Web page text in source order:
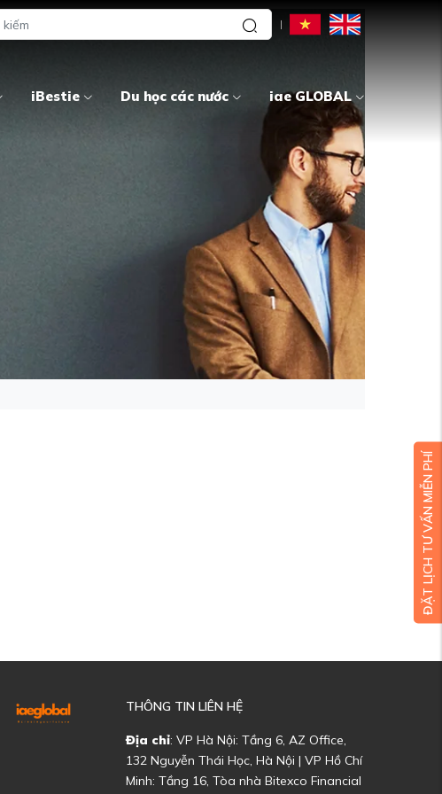
iBestie Du học các nước iae GLOBAL
THÔNG TIN LIÊN HỆ
Địa chỉ: VP Hà Nội: Tầng 6, AZ Office,
132 Nguyễn Thái Học, Hà Nội | VP Hồ Chí
Minh: Tầng 16, Tòa nhà Bitexco Financial
ĐẶT LỊCH TƯ VẤN MIỄN PHÍ